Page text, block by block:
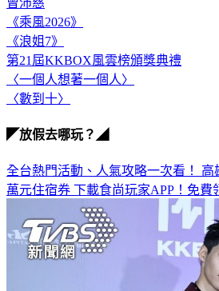
《乘風2026》
《浪姐7》
第21屆KKBOX風雲榜頒獎典禮
〈一個人想著一個人〉
〈數到十〉
◤放假去哪玩？◢
全台熱門活動、人氣攻略一次看！ 高
萬元住宿券 下載食尚玩家APP！免費